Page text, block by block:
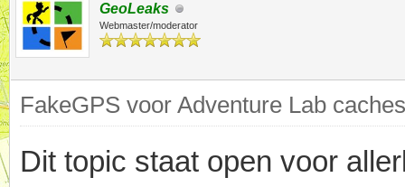
GeoLeaks
Webmaster/moderator
FakeGPS voor Adventure Lab
Dit topic staat open voor